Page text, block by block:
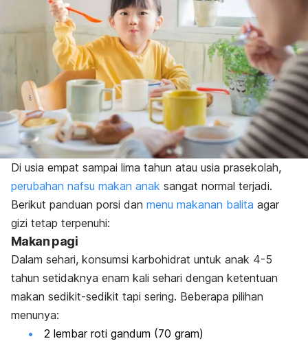
Di usia empat sampai lima tahun atau usia prasekolah,
perubahan nafsu makan anak sangat normal terjadi.
Berikut panduan porsi dan menu makanan balita agar
gizi tetap terpenuhi:
Makan pagi
Dalam sehari, konsumsi karbohidrat untuk anak 4-5
tahun setidaknya enam kali sehari dengan ketentuan
makan sedikit-sedikit tapi sering. Beberapa pilihan
menunya:
2 lembar roti gandum (70 gram)